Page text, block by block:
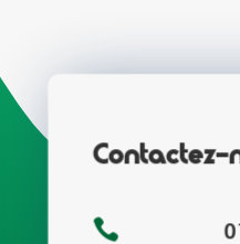
Contactez-
